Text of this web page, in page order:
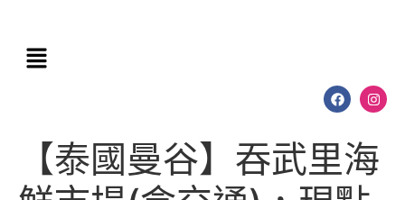
【泰國曼谷】吞武里海